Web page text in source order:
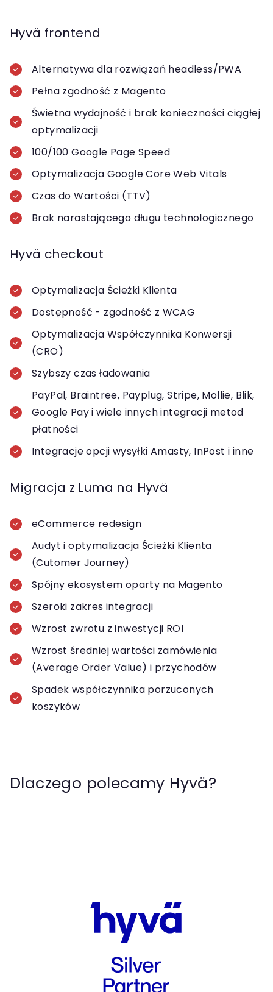
Hyvä frontend
Alternatywa dla rozwiązań headless/PWA
Pełna zgodność z Magento
Świetna wydajność i brak konieczności ciągłej
optymalizacji
100/100 Google Page Speed
Optymalizacja Google Core Web Vitals
Czas do Wartości (TTV)
Brak narastającego długu technologicznego
Hyvä checkout
Optymalizacja Ścieżki Klienta
Dostępność - zgodność z WCAG
Optymalizacja Współczynnika Konwersji
(CRO)
Szybszy czas ładowania
PayPal, Braintree, Payplug, Stripe, Mollie, Blik,
Google Pay i wiele innych integracji metod
płatności
Integracje opcji wysyłki Amasty, InPost i inne
Migracja z Luma na Hyvä
eCommerce redesign
Audyt i optymalizacja Ścieżki Klienta
(Cutomer Journey)
Spójny ekosystem oparty na Magento
Szeroki zakres integracji
Wzrost zwrotu z inwestycji ROI
Wzrost średniej wartości zamówienia
(Average Order Value) i przychodów
Spadek współczynnika porzuconych
koszyków
Dlaczego polecamy Hyvä?